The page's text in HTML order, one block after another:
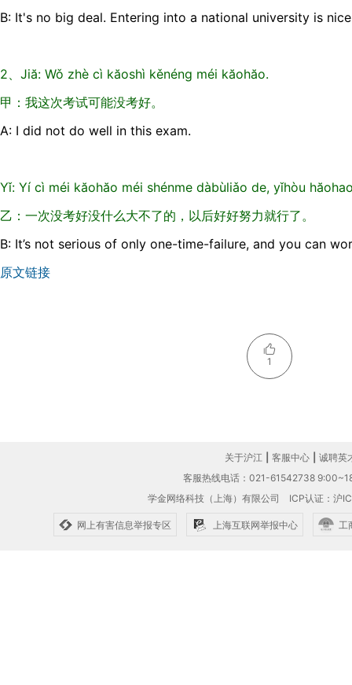
B: It's no big deal. Entering into a national university is
2、Jiă: Wǒ zhè cì kăoshì kěnéng méi kăohăo.
甲：我这次考试可能没考好。
A: I did not do well in this exam.
Yǐ: Yí cì méi kăohăo méi shénme dàbùliǎo de, yǐhòu
乙：一次没考好没什么大不了的，以后好好努力就行了。
B: It’s not serious of only one-time-failure, and you can
原文链接
1
关于沪江 客服中心
诚聘英
客服热线电话：021-61542738
学金网络科技（上海）有限公司 ICP认证：沪
网上有害信息举报专区 上海互联网举报中心 工